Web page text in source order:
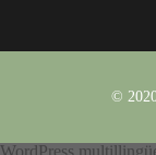
©
WordPress